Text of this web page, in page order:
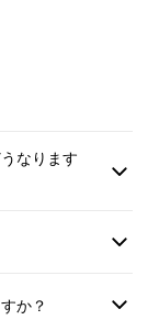
（適格請求書発行
お問い合わせくだ
なります
か？